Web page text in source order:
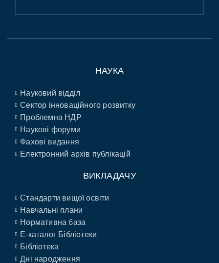
НАУКА
Науковий відділ
Сектор інноваційного розвитку
Проблемна НДР
Наукові форуми
Фахові видання
Електронний архів публікацій
ВИКЛАДАЧУ
Стандарти вищої освіти
Навчальні плани
Нормативна база
E-каталог Бібліотеки
Бібліотека
Дні народження